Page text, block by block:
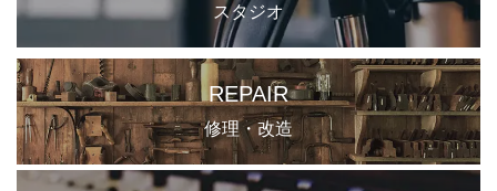
スタジオ
REPAIR
修理・改造